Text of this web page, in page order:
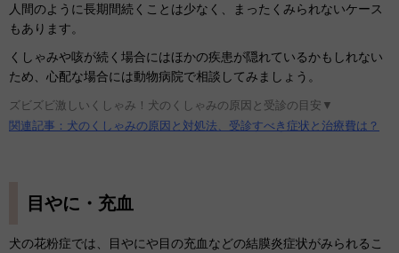
人間のように長期間続くことは少なく、まったくみられないケース
もあります。
くしゃみや咳が続く場合にはほかの疾患が隠れているかもしれない
ため、心配な場合には動物病院で相談してみましょう。
ズビズビ激しいくしゃみ！犬のくしゃみの原因と受診の目安▼
関連記事：犬のくしゃみの原因と対処法、受診すべき症状と治療費は？
目やに・充血
犬の花粉症では、目やにや目の充血などの結膜炎症状がみられるこ